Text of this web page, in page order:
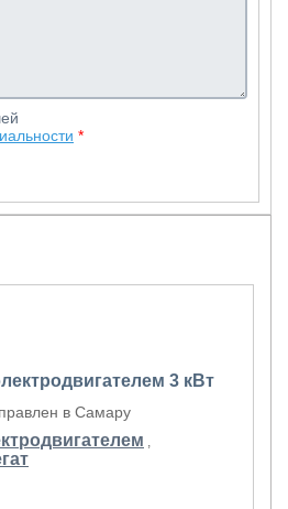
*
3 кВт
в Самару
,